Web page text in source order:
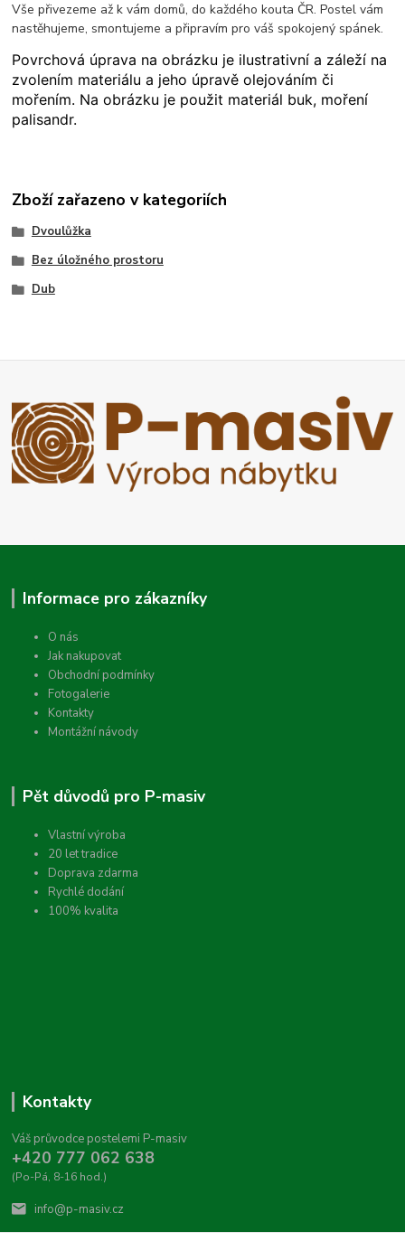
Vše přivezeme až k vám domů, do každého kouta ČR. Postel vám
nastěhujeme, smontujeme a připravím pro váš spokojený spánek.
Povrchová úprava na obrázku je ilustrativní a záleží na
zvolením materiálu a jeho úpravě olejováním či
mořením. Na obrázku je použit materiál buk, moření
palisandr.
Zboží zařazeno v kategoriích
Dvoulůžka
Bez úložného prostoru
Dub
Informace pro zákazníky
O nás
Jak nakupovat
Obchodní podmínky
Fotogalerie
Kontakty
Montážní návody
Pět důvodů pro P-masiv
Vlastní výroba
20 let tradice
Doprava zdarma
Rychlé dodání
100% kvalita
Kontakty
Váš průvodce postelemi P-masiv
+420 777 062 638
(Po-Pá, 8-16 hod.)
info@p-masiv.cz